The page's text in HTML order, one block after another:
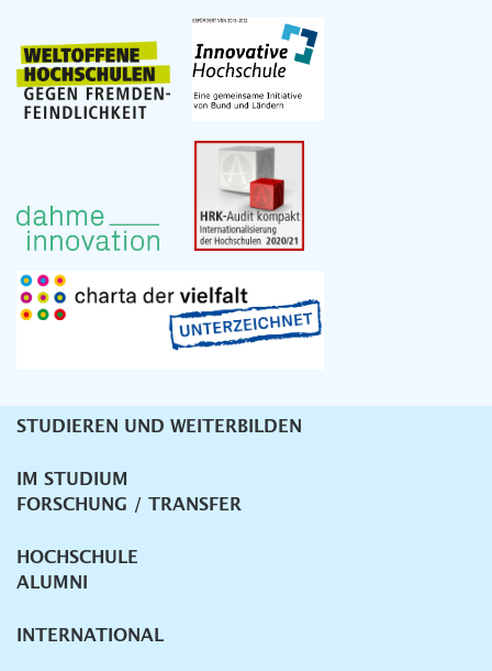
Unternavigation
STUDIEREN UND WEITERBILDEN
IM STUDIUM
FORSCHUNG / TRANSFER
HOCHSCHULE
ALUMNI
INTERNATIONAL